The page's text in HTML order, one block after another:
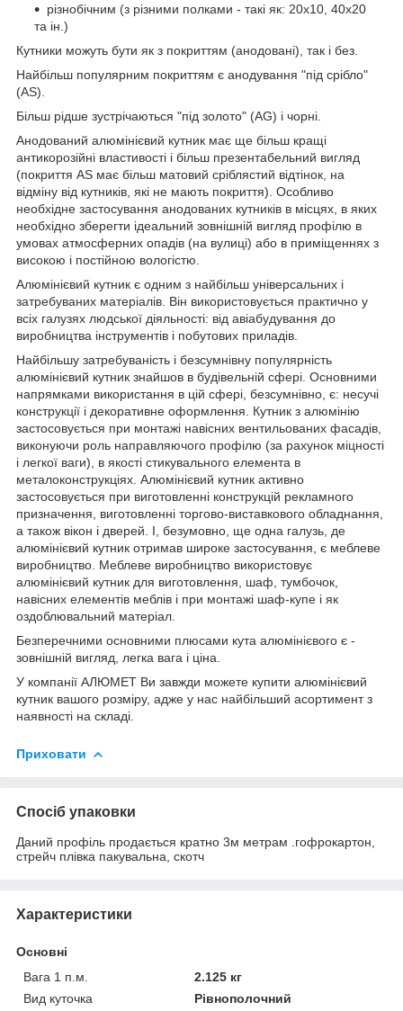
різнобічним (з різними полками - такі як: 20х10, 40х20
та ін.)
Кутники можуть бути як з покриттям (анодовані), так і без.
Найбільш популярним покриттям є анодування "під срібло"
(AS).
Більш рідше зустрічаються "під золото" (AG) і чорні.
Анодований алюмінієвий кутник має ще більш кращі
антикорозійні властивості і більш презентабельний вигляд
(покриття AS має більш матовий сріблястий відтінок, на
відміну від кутників, які не мають покриття). Особливо
необхідне застосування анодованих кутників в місцях, в яких
необхідно зберегти ідеальний зовнішній вигляд профілю в
умовах атмосферних опадів (на вулиці) або в приміщеннях з
високою і постійною вологістю.
Алюмінієвий кутник є одним з найбільш універсальних і
затребуваних матеріалів. Він використовується практично у
всіх галузях людської діяльності: від авіабудування до
виробництва інструментів і побутових приладів.
Найбільшу затребуваність і безсумнівну популярність
алюмінієвий кутник знайшов в будівельній сфері. Основними
напрямками використання в цій сфері, безсумнівно, є: несучі
конструкції і декоративне оформлення. Кутник з алюмінію
застосовується при монтажі навісних вентильованих фасадів,
виконуючи роль направляючого профілю (за рахунок міцності
і легкої ваги), в якості стикувального елемента в
металоконструкціях. Алюмінієвий кутник активно
застосовується при виготовленні конструкцій рекламного
призначення, виготовленні торгово-виставкового обладнання,
а також вікон і дверей. І, безумовно, ще одна галузь, де
алюмінієвий кутник отримав широке застосування, є меблеве
виробництво. Меблеве виробництво використовує
алюмінієвий кутник для виготовлення, шаф, тумбочок,
навісних елементів меблів і при монтажі шаф-купе і як
оздоблювальний матеріал.
Безперечними основними плюсами кута алюмінієвого є -
зовнішній вигляд, легка вага і ціна.
У компанії АЛЮМЕТ Ви завжди можете купити алюмінієвий
кутник вашого розміру, адже у нас найбільший асортимент з
наявності на складі.
Приховати
Спосіб упаковки
Даний профіль продається кратно 3м метрам .гофрокартон,
стрейч плівка пакувальна, скотч
Характеристики
Основні
Вага 1 п.м.
2.125 кг
Вид куточка
Рівнополочний